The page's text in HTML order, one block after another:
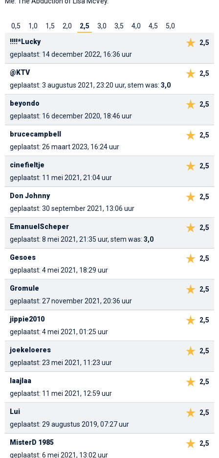
0,5 1,0 1,5 2,0 2,5 3,0 3,5 4,0 4,5 5,0
2,5
!!!!*Lucky
geplaatst: 14 december 2022, 16:36 uur
2,5
@KTV
geplaatst: 3 augustus 2021, 23:20 uur, stem was: 3,0
2,5
beyondo
geplaatst: 16 december 2020, 18:46 uur
2,5
brucecampbell
geplaatst: 26 maart 2023, 16:24 uur
2,5
cinefieltje
geplaatst: 11 mei 2021, 21:04 uur
2,5
Don Johnny
geplaatst: 30 september 2021, 13:06 uur
2,5
EmanuelScheper
geplaatst: 8 mei 2021, 21:35 uur, stem was: 3,0
2,5
Gesoes
geplaatst: 4 mei 2021, 18:29 uur
2,5
Gromule
geplaatst: 27 november 2021, 20:36 uur
2,5
jippie2010
geplaatst: 4 mei 2021, 01:25 uur
2,5
joekeloeres
geplaatst: 23 mei 2021, 11:23 uur
2,5
laajlaa
geplaatst: 11 mei 2021, 12:59 uur
2,5
Lui
geplaatst: 29 augustus 2019, 07:27 uur
2,5
MisterD 1985
geplaatst: 6 mei 2021, 13:02 uur